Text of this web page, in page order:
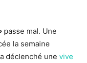
passe mal. Une
la semaine
déclenché une vive